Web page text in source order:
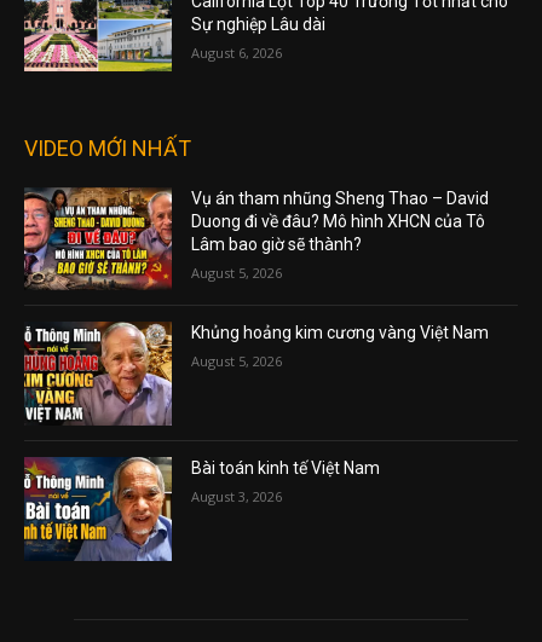
Sự nghiệp Lâu dài
August 6, 2026
VIDEO MỚI NHẤT
Vụ án tham nhũng Sheng Thao – David
Duong đi về đâu? Mô hình XHCN của Tô
Lâm bao giờ sẽ thành?
August 5, 2026
Khủng hoảng kim cương vàng Việt Nam
August 5, 2026
Bài toán kinh tế Việt Nam
August 3, 2026